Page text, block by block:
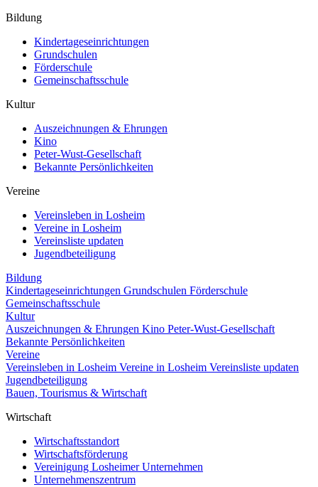
Bildung
Kindertageseinrichtungen
Grundschulen
Förderschule
Gemeinschaftsschule
Kultur
Auszeichnungen & Ehrungen
Kino
Peter-Wust-Gesellschaft
Bekannte Persönlichkeiten
Vereine
Vereinsleben in Losheim
Vereine in Losheim
Vereinsliste updaten
Jugendbeteiligung
Bildung
Kindertageseinrichtungen Grundschulen Förderschule
Gemeinschaftsschule
Kultur
Auszeichnungen & Ehrungen Kino Peter-Wust-Gesellschaft
Bekannte Persönlichkeiten
Vereine
Vereinsleben in Losheim Vereine in Losheim Vereinsliste updaten
Jugendbeteiligung
Bauen, Tourismus & Wirtschaft
Wirtschaft
Wirtschaftsstandort
Wirtschaftsförderung
Vereinigung Losheimer Unternehmen
Unternehmenszentrum